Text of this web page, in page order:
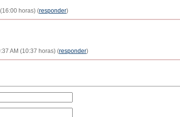
horas) (responder)
AM (10:37 horas) (responder)